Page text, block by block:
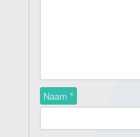
Naam *